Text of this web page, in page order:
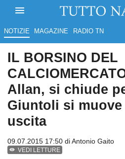
NOTIZIE MAGAZINE RADIO TN
IL BORSINO DEL
Allan, si chiude
Giuntoli si muove
uscita
09.07.2015 17:50 diAntonio Gaito
VEDI LETTURE